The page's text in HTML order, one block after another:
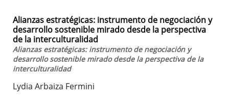
Alianzas estratégicas: instrumento de negociación y
desarrollo sostenible mirado desde la perspectiva
de la interculturalidad
Alianzas estratégicas: instrumento de negociación y
desarrollo sostenible mirado desde la perspectiva de la
interculturalidad
Lydia Arbaiza Fermini